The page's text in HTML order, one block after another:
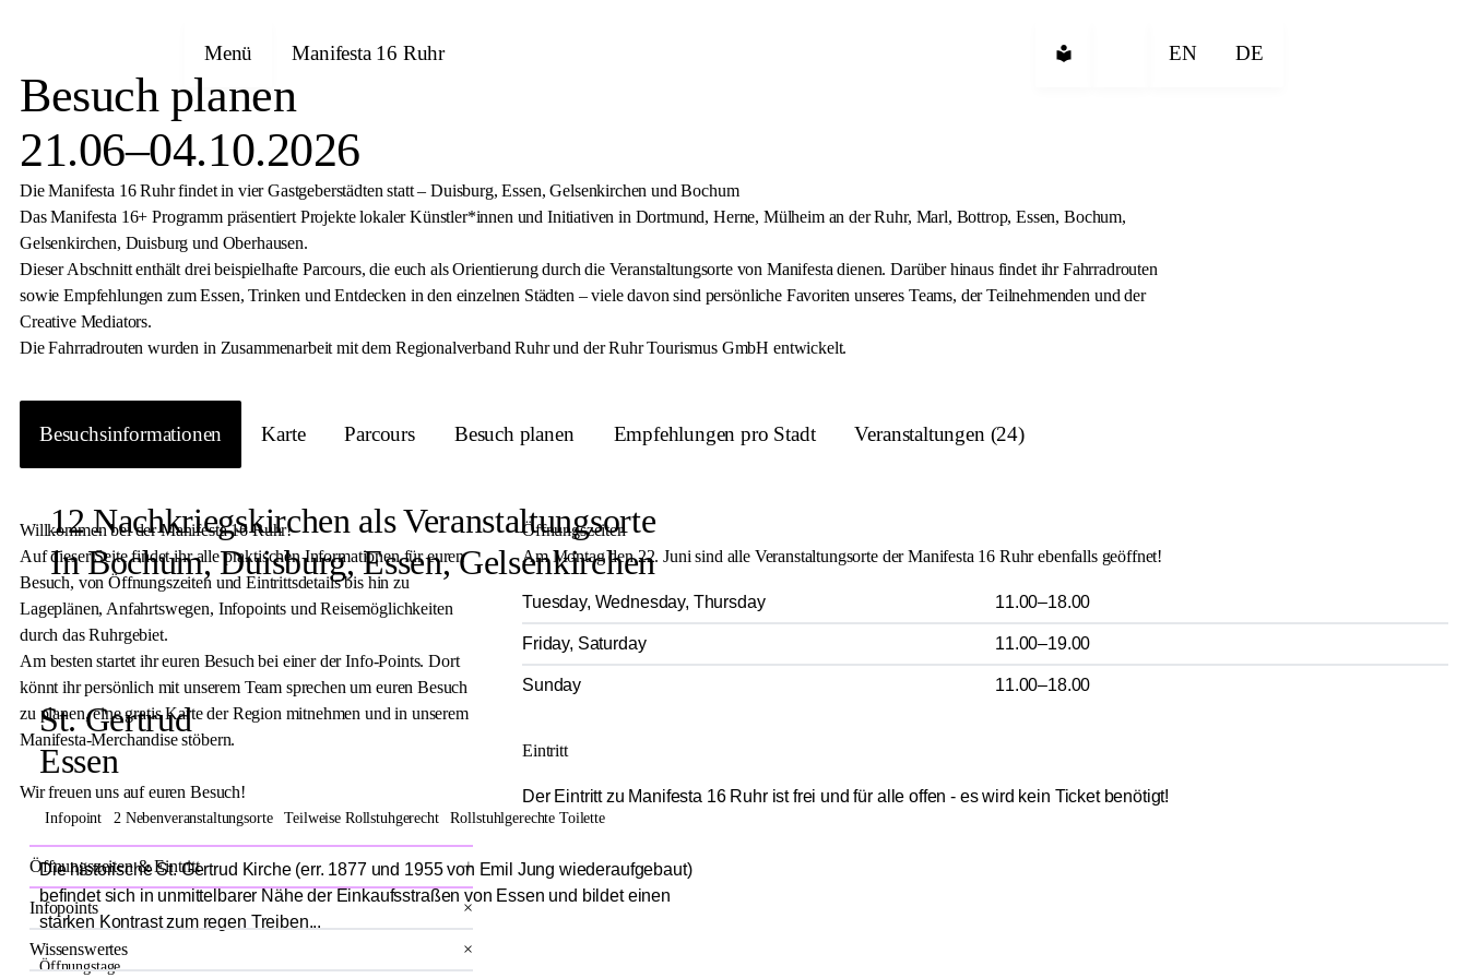
Besuch planen
21.06–04.10.2026
Die Manifesta 16 Ruhr findet in vier Gastgeberstädten statt – Duisburg, Essen, Gelsenkirchen und Bochum
Das Manifesta 16+ Programm präsentiert Projekte lokaler Künstler*innen und Initiativen in Dortmund, Herne, Mülheim an der Ruhr, Marl, Bottrop, Essen, Bochum,
Gelsenkirchen, Duisburg und Oberhausen.
Dieser Abschnitt enthält drei beispielhafte Parcours, die euch als Orientierung durch die Veranstaltungsorte von Manifesta dienen. Darüber hinaus findet ihr Fahrradrouten
sowie Empfehlungen zum Essen, Trinken und Entdecken in den einzelnen Städten – viele davon sind persönliche Favoriten unseres Teams, der Teilnehmenden und der
Creative Mediators.
Die Fahrradrouten wurden in Zusammenarbeit mit dem Regionalverband Ruhr und der Ruhr Tourismus GmbH entwickelt.
Besuchsinformationen Karte Parcours Besuch planen Empfehlungen pro Stadt Veranstaltungen (24)
Willkommen bei der Manifesta 16 Ruhr!
Auf dieser Seite findet ihr alle praktischen Informationen für euren
Besuch, von Öffnungszeiten und Eintrittsdetails bis hin zu
Lageplänen, Anfahrtswegen, Infopoints und Reisemöglichkeiten
durch das Ruhrgebiet.
Am besten startet ihr euren Besuch bei einer der Info-Points. Dort
könnt ihr persönlich mit unserem Team sprechen um euren Besuch
zu planen, eine gratis Karte der Region mitnehmen und in unserem
Manifesta-Merchandise stöbern.
Wir freuen uns auf euren Besuch!
Öffnungszeiten & Eintritt ×
Infopoints ×
Wissenswertes ×
Öffnungszeiten
Am Montag den 22. Juni sind alle Veranstaltungsorte der Manifesta 16 Ruhr ebenfalls geöffnet!
Tuesday, Wednesday, Thursday 11.00–18.00
Friday, Saturday 11.00–19.00
Sunday 11.00–18.00
Eintritt
Der Eintritt zu Manifesta 16 Ruhr ist frei und für alle offen - es wird kein Ticket benötigt!
Menü Manifesta 16 Ruhr EN DE
12 Nachkriegskirchen als Veranstaltungsorte
In Bochum, Duisburg, Essen, Gelsenkirchen
St. Gertrud
Essen
Infopoint 2 Nebenveranstaltungsorte Teilweise Rollstuhgerecht Rollstuhlgerechte Toilette
Die historische St. Gertrud Kirche (err. 1877 und 1955 von Emil Jung wiederaufgebaut)
befindet sich in unmittelbarer Nähe der Einkaufsstraßen von Essen und bildet einen
starken Kontrast zum regen Treiben...
Öffnungstage